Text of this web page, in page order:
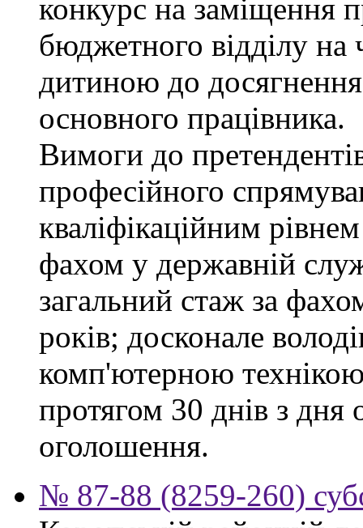
конкурс на заміщення
бюджетного відділу на
дитиною до
основного працівника.
Вимоги до
професійного
кваліфікаційним
фахом у державній
загальний стаж за
років; досконале
комп'ютерною
протягом 30 днів з дня
оголошення.
№ 87-88 (8259-260)